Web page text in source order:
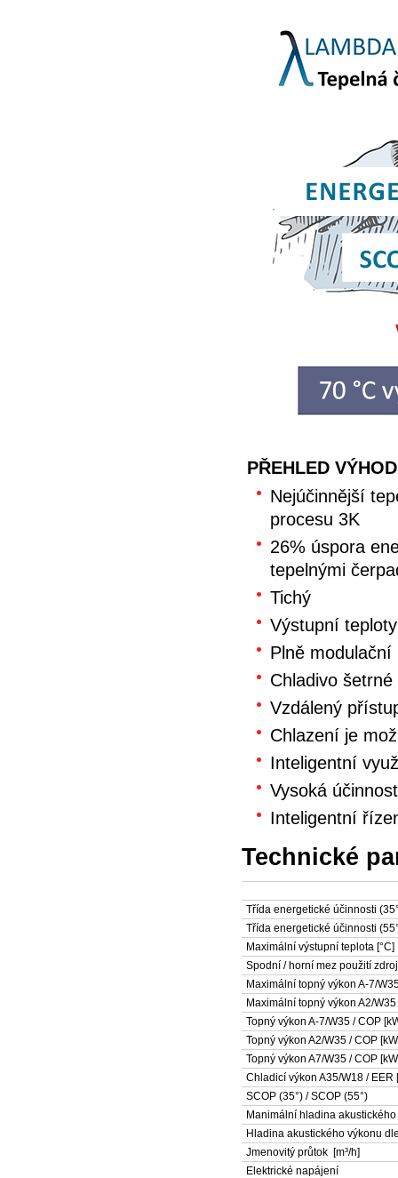
PŘEHLED
Nejúčinnější
procesu 3K
26% úspora
tepelnými
Tichý
Výstupní
Plně modulační
Chladivo
Vzdálený
Chlazení je
Inteligentní
Vysoká
Inteligentní
Technické
Třída energetické účinnosti
Třída energetické účinnosti
Maximální výstupní teplota [°C]
Spodní / horní mez použití
Maximální topný výkon A-7/
Maximální topný výkon A2/W35
Topný výkon A-7/W35 / COP
Topný výkon A2/W35 / COP
Topný výkon A7/W35 / COP
Chladicí výkon A35/W18 / EER
SCOP (35°) / SCOP (55°)
Manimální hladina
Hladina akustického výkonu
Jmenovitý průtok [m³/h]
Elektrické napájení